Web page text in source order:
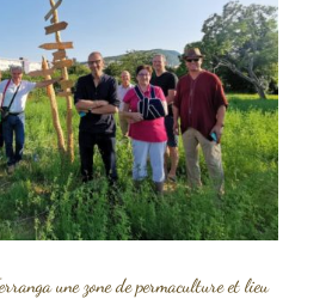
une zone de permaculture et lieu